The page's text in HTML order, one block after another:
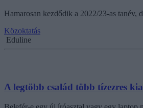
Hamarosan kezdődik a 2022/23-as tanév,
Közoktatás
Eduline
A legtöbb család több tízezres